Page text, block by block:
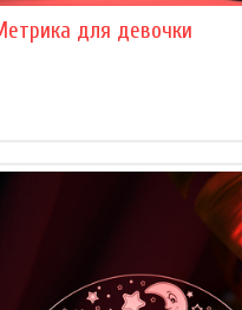
для девочки